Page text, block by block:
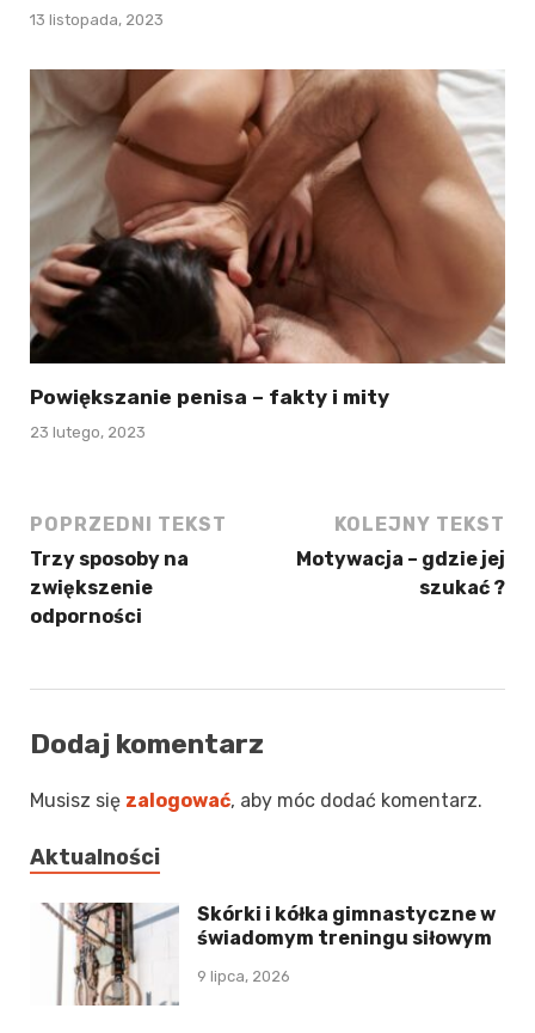
13 listopada, 2023
Powiększanie penisa – fakty i mity
23 lutego, 2023
POPRZEDNI TEKST
Trzy sposoby na
zwiększenie
odporności
KOLEJNY TEKST
Motywacja – gdzie jej
szukać ?
Dodaj komentarz
Musisz się zalogować, aby móc dodać komentarz.
Aktualności
Skórki i kółka gimnastyczne w
świadomym treningu siłowym
9 lipca, 2026